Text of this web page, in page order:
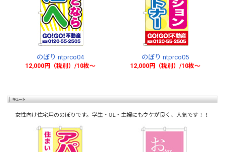
のぼり ntprco04
12,000円（税別）/10枚〜
のぼり ntprco05
12,000円（税別）/10枚〜
女性向け住宅用ののぼりです。学生・OL・主婦にもウケが良く、人気です！！